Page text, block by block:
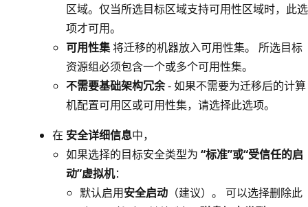
区域。仅当所选目标区域支持可用性区域时，此选
项才可用。
可用性集将迁移的机器放入可用性集。 所选目标
资源组必须包含一个或多个可用性集。
不需要基础架构冗余- 如果不需要为迁移后的计算
机配置可用区或可用性集，请选择此选项。
在 安全详细信息中，
如果选择的目标安全类型为 “标准”或“受信任的启
动”虚拟机：
默认启用安全启动 （建议）。 可以选择删除此